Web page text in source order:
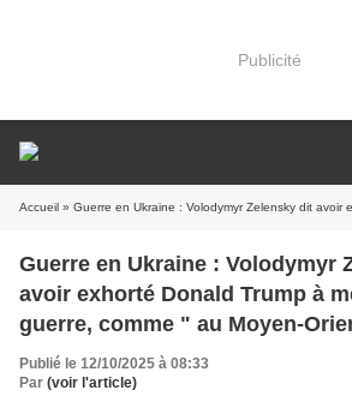
Publicité
Accueil » Guerre en Ukraine : Volodymyr Zelensky dit avoir exhorté Donald Trump à mettre fin à la guerre, comme " au
Guerre en Ukraine : Volodymyr
avoir exhorté Donald Trump à
guerre, comme " au Moyen-
les informations du 4 au 11
Publié le 12/10/2025 à 08:33
Par (voir l'article)